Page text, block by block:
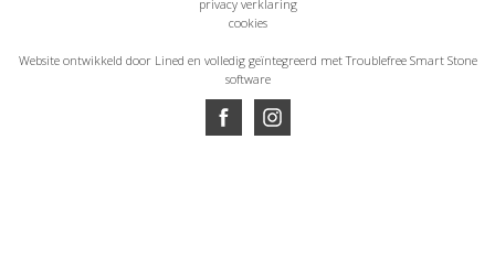
privacy verklaring
cookies
Website ontwikkeld door Lined en volledig geïntegreerd met Troublefree Smart Stone
software